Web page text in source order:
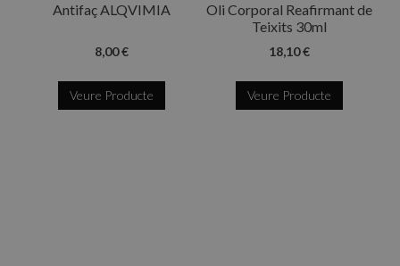
Antifaç ALQVIMIA
8,00 €
Veure Producte
Oli Corporal Reafirmant de
Teixits 30ml
18,10 €
Veure Producte